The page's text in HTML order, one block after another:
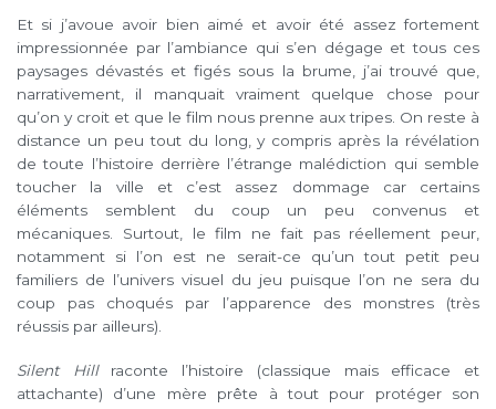
Et si j’avoue avoir bien aimé et avoir été assez fortement
impressionnée par l’ambiance qui s’en dégage et tous ces
paysages dévastés et figés sous la brume, j’ai trouvé que,
narrativement, il manquait vraiment quelque chose pour
qu’on y croit et que le film nous prenne aux tripes. On reste à
distance un peu tout du long, y compris après la révélation
de toute l’histoire derrière l’étrange malédiction qui semble
toucher la ville et c’est assez dommage car certains
éléments semblent du coup un peu convenus et
mécaniques. Surtout, le film ne fait pas réellement peur,
notamment si l’on est ne serait-ce qu’un tout petit peu
familiers de l’univers visuel du jeu puisque l’on ne sera du
coup pas choqués par l’apparence des monstres (très
réussis par ailleurs).
Silent Hillraconte l’histoire (classique mais efficace et
attachante) d’une mère prête à tout pour protéger son